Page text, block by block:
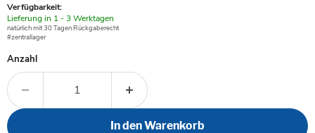
Verfügbarkeit:
Verfügbar
-
Lieferung in 1 - 3 Werktagen
natürlich mit 30 Tagen Rückgaberecht
#zentrallager
Anzahl
In den Warenkorb